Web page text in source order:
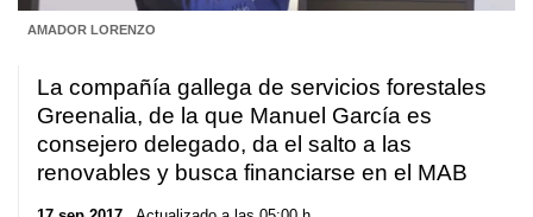
AMADOR LORENZO
La compañía gallega de servicios forestales
Greenalia, de la que Manuel García es
consejero delegado, da el salto a las
renovables y busca financiarse en el MAB